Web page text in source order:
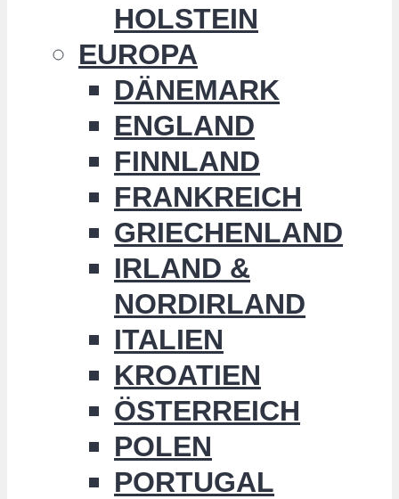
HOLSTEIN
EUROPA
DÄNEMARK
ENGLAND
FINNLAND
FRANKREICH
GRIECHENLAND
IRLAND &
NORDIRLAND
ITALIEN
KROATIEN
ÖSTERREICH
POLEN
PORTUGAL